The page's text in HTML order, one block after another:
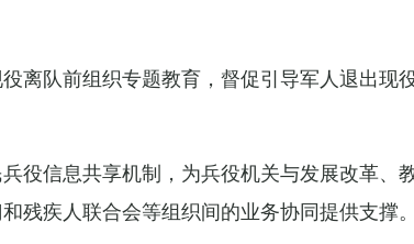
离队前组织专题教育，督促引导军人退出现
役信息共享机制，为兵役机关与发展改革、
残疾人联合会等组织间的业务协同提供支撑。